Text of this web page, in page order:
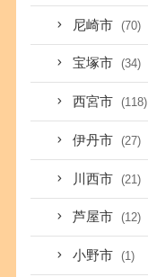
尼崎市 (70)
宝塚市 (34)
西宮市 (118)
伊丹市 (27)
川西市 (21)
芦屋市 (12)
小野市 (1)